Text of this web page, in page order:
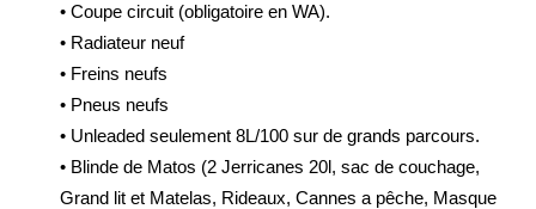
• Coupe circuit (obligatoire en WA).
• Radiateur neuf
• Freins neufs
• Pneus neufs
• Unleaded seulement 8L/100 sur de grands parcours.
• Blinde de Matos (2 Jerricanes 20l, sac de couchage,
Grand lit et Matelas, Rideaux, Cannes a pêche, Masque